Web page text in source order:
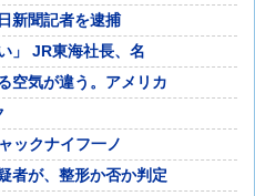
新聞記者を逮捕
」 JR東海社長、名
空気が違う。アメリカ
ックナイフ一ノ
者が、整形か否か判定